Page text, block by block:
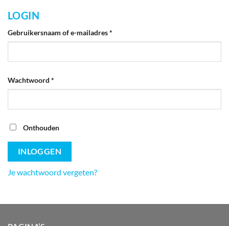
LOGIN
Gebruikersnaam of e-mailadres*
Wachtwoord *
Onthouden
INLOGGEN
Je wachtwoord vergeten?